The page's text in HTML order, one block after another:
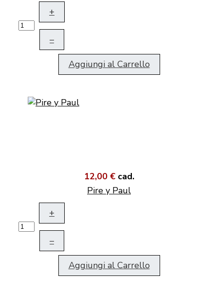
+
–
Aggiungi al Carrello
12,00 € cad.
Pire y Paul
+
–
Aggiungi al Carrello